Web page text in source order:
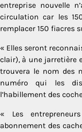
entreprise nouvelle
circulation car les
remplacer 150 fiacres
« Elles seront
clair), à une jarretière
trouvera le nom des
numéro qui les
l’habillement des
« Les
abonnement des